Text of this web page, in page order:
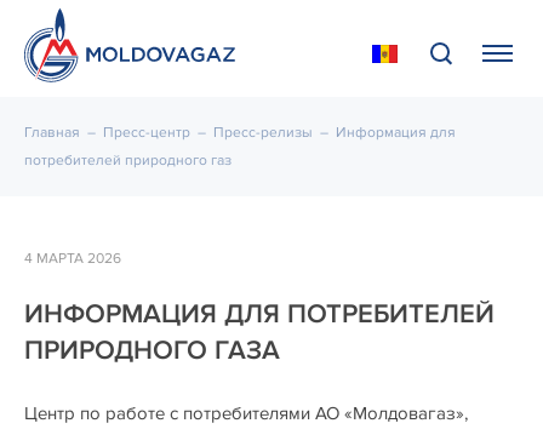
Главная – Пресс-центр – Пресс-релизы – Информация для
потребителей природного газ
4 МАРТА 2026
ИНФОРМАЦИЯ ДЛЯ ПОТРЕБИТЕЛЕЙ
ПРИРОДНОГО ГАЗА
Центр по работе с потребителями АО «Молдовагаз»,